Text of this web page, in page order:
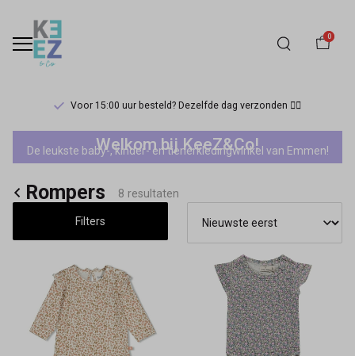
0
Voor 15:00 uur besteld? Dezelfde dag verzonden 🏃‍♀️
Rompers
Keez&Co
Welkom bij KeeZ&Co!
De leukste baby-, kinder- en tienerkledingwinkel van Emmen!
Rompers 8 resultaten
Filters